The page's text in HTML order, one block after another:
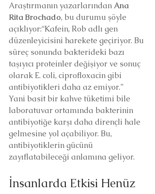
Araştırmanın yazarlarından Ana
Rita Brochado, bu durumu şöyle
açıklıyor:“Kafein, Rob adlı gen
düzenleyicisini harekete geçiriyor. Bu
süreç sonunda bakterideki bazı
taşıyıcı proteinler değişiyor ve sonuç
olarak E. coli, ciprofloxacin gibi
antibiyotikleri daha az emiyor.”
Yani basit bir kahve tüketimi bile
laboratuvar ortamında bakterinin
antibiyotiğe karşı daha dirençli hale
gelmesine yol açabiliyor. Bu,
antibiyotiklerin gücünü
zayıflatabileceği anlamına geliyor.
İnsanlarda Etkisi Henüz